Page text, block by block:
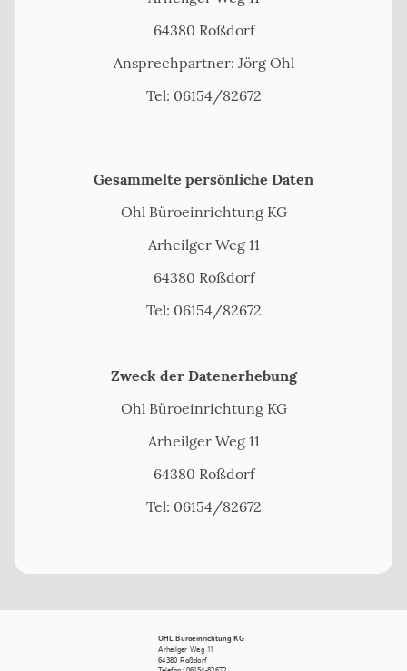
64380 Roßdorf
Ansprechpartner: Jörg Ohl
Tel: 06154/82672
Gesammelte persönliche Daten
Ohl Büroeinrichtung KG
Arheilger Weg 11
64380 Roßdorf
Tel: 06154/82672
Zweck der Datenerhebung
Ohl Büroeinrichtung KG
Arheilger Weg 11
64380 Roßdorf
Tel: 06154/82672
OHL Büroeinrichtung KG
Arheilger Weg 11
64380 Roßdorf